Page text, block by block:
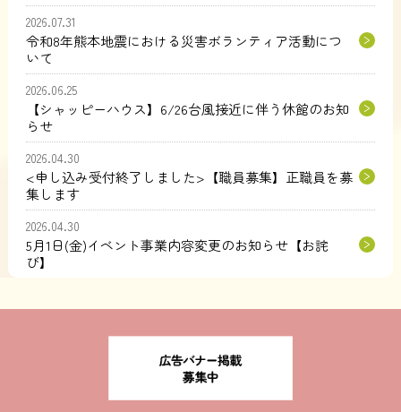
2026.07.31
令和8年熊本地震における災害ボランティア活動につ
いて
2026.06.25
【シャッピーハウス】6/26台風接近に伴う休館のお知
らせ
2026.04.30
<申し込み受付終了しました>【職員募集】正職員を募
集します
2026.04.30
5月1日(金)イベント事業内容変更のお知らせ【お詫
び】